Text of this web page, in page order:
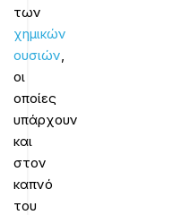
των
χημικών
ουσιών,
οι
οποίες
υπάρχουν
και
στον
καπνό
του